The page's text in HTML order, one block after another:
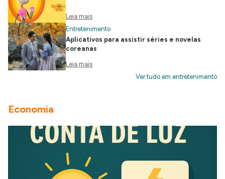
Leia mais
Entretenimento
Aplicativos para assistir séries e novelas
coreanas
Leia mais
Ver tudo em entretenimento
Economia